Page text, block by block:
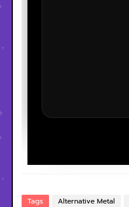
Tags Alternative Metal